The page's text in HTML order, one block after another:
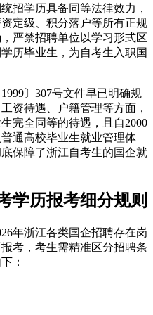
招学历具备同等法律效力，
定级、积分落户等所有正规
严禁招聘单位以学习形式区
历毕业生，为自考生入职国
〕307号文件早已明确规
资待遇、户籍管理等方面，
完全同等的待遇，且自2000
通高校毕业生就业管理体
保障了浙江自考生的国企就
学历报考细分规则
年浙江各类国企招聘存在岗
考，考生需精准区分招聘条
：